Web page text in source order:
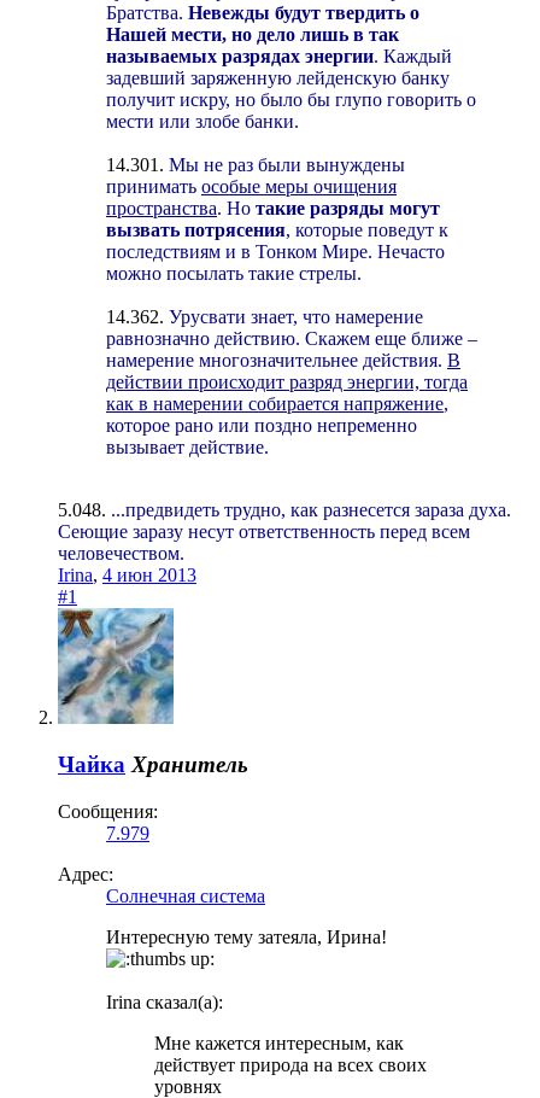
Братства. Невежды будут твердить о
Нашей мести, но дело лишь в так
называемых разрядах энергии. Каждый
задевший заряженную лейденскую банку
получит искру, но было бы глупо говорить о
мести или злобе банки.
14.301. Мы не раз были вынуждены
принимать особые меры очищения
пространства. Но такие разряды могут
вызвать потрясения, которые поведут к
последствиям и в Тонком Мире. Нечасто
можно посылать такие стрелы.
14.362. Урусвати знает, что намерение
равнозначно действию. Скажем еще ближе –
намерение многозначительнее действия. В
действии происходит разряд энергии, тогда
как в намерении собирается напряжение,
которое рано или поздно непременно
вызывает действие.
5.048. ...предвидеть трудно, как разнесется зараза духа.
Сеющие заразу несут ответственность перед всем
человечеством.
Irina, 4 июн 2013
#1
Чайка Хранитель
Сообщения:
7.979
Адрес:
Солнечная система
Интересную тему затеяла, Ирина!
Irina сказал(а):
Мне кажется интересным, как
действует природа на всех своих
уровнях